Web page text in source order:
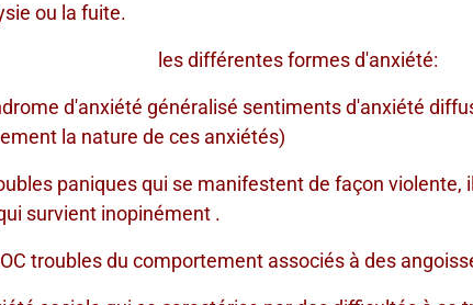
ou la fuite.
différentes formes d'anxiété:
d'anxiété généralisé sentiments d'anxiété
la nature de ces anxiétés)
paniques qui se manifestent de façon violente,
survient inopinément .
troubles du comportement associés à des